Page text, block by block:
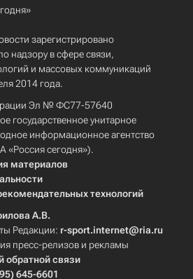
зарегистрировано
надзору в сфере связи,
и массовых коммуникаций
2014 года.
Эл № ФС77-57640
государственное унитарное
информационное агентство
«Россия сегодня»).
материалов
технологий
А.В.
Редакции: r-sport.internet@ria.ru
пресс-релизов и рекламы
обратной связи
645-6601